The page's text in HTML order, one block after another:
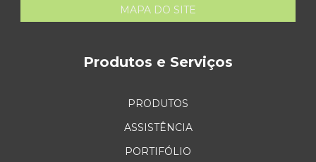
MAPA DO SITE
Produtos e Serviços
PRODUTOS
ASSISTÊNCIA
PORTIFÓLIO